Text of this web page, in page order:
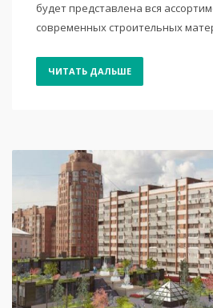
будет представлена вся
современных строительных
ЧИТАТЬ ДАЛЬШЕ